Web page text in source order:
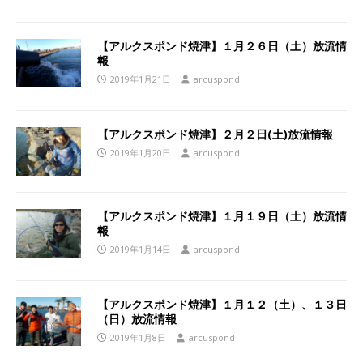
【アルクスポンド焼津】１月２６日（土）放流情
報
2019年1月21日 arcuspond
【アルクスポンド焼津】２月２日(土)放流情報
2019年1月20日 arcuspond
【アルクスポンド焼津】１月１９日（土）放流情
報
2019年1月14日 arcuspond
【アルクスポンド焼津】１月１２（土）、１３日
（日）放流情報
2019年1月8日 arcuspond